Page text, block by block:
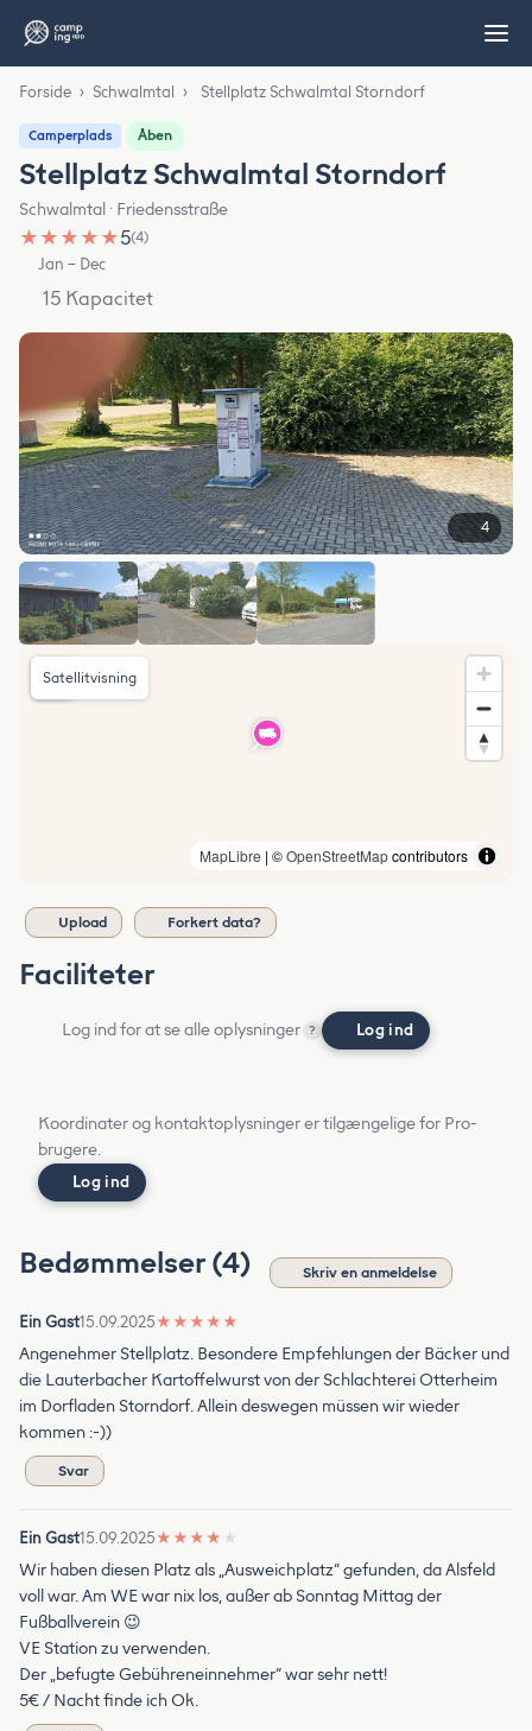
Forside › Schwalmtal › Stellplatz Schwalmtal Storndorf
Camperplads Åben
Stellplatz Schwalmtal Storndorf
Schwalmtal · Friedensstraße
★ ★ ★ ★ ★5(4)
Jan – Dec
15 Kapacitet
4
MapLibre | ©OpenStreetMapcontributors
Satellitvisning
Upload Forkert data?
Faciliteter
Log ind for at se alle oplysninger ? Log ind
Koordinater og kontaktoplysninger er tilgængelige for Pro-
brugere.
Log ind
Bedømmelser (4) Skriv en anmeldelse
Ein Gast15.09.2025★ ★ ★ ★ ★
Angenehmer Stellplatz. Besondere Empfehlungen der Bäcker und
die Lauterbacher Kartoffelwurst von der Schlachterei Otterheim
im Dorfladen Storndorf. Allein deswegen müssen wir wieder
kommen :-))
Svar
Ein Gast15.09.2025★ ★ ★ ★ ★
Wir haben diesen Platz als „Ausweichplatz“ gefunden, da Alsfeld
voll war. Am WE war nix los, außer ab Sonntag Mittag der
Fußballverein 😉
VE Station zu verwenden.
Der „befugte Gebühreneinnehmer“ war sehr nett!
5€ / Nacht finde ich Ok.